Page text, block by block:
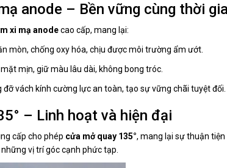
anode – Bền vững cùng thời
xi mạ anodecao cấp, mang lại:
mòn, chống oxy hóa, chịu được môi trường ẩm ướt.
mặt mịn, giữ màu lâu dài, không bong tróc.
đỡ vách kính cường lực an toàn, tạo sự vững chãi tuyệt đối.
– Linh hoạt và hiện đại
cấp cho phép cửa mở quay 135°, mang lại sự thuận
vị trí góc cạnh phức tạp.